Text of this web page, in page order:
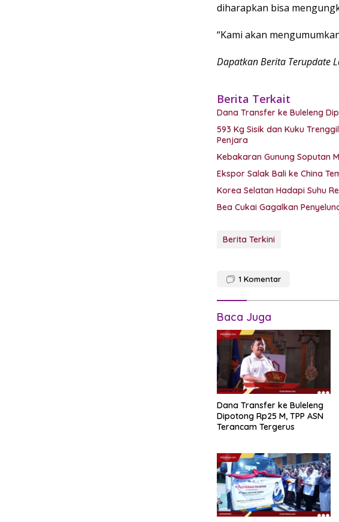
diharapkan bisa
“Kami akan
Dapatkan Berita Terupdate
Berita Terkait
Dana Transfer ke Buleleng
593 Kg Sisik dan Kuku
Penjara
Kebakaran Gunung Soputan
Ekspor Salak Bali ke China
Korea Selatan Hadapi Suhu
Bea Cukai Gagalkan
Berita Terkini
1 Komentar
Baca Juga
Dana Transfer ke Buleleng
Dipotong Rp25 M, TPP ASN
Terancam Tergerus